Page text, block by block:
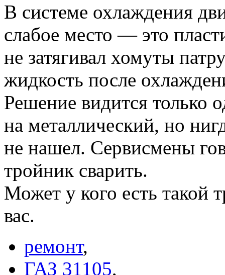
В системе охлаждения
слабое место — это
не затягивал хомуты
жидкость после
Решение видится только
на металлический, но
не нашел. Сервисмены
тройник сварить.
Может у кого есть такой
вас.
ремонт,
ГАЗ 31105,